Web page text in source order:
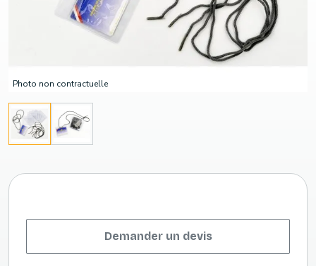
Photo non contractuelle
Demander un devis